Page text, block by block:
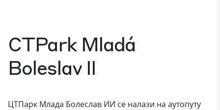
CTPark Mladá
Boleslav II
ЦТПарк Млада Болеслав ИИ се налази на аутопуту